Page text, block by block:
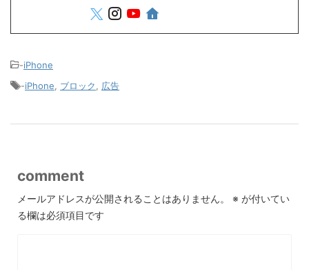
-iPhone
-iPhone, ブロック, 広告
comment
メールアドレスが公開されることはありません。 ※ が付いてい
る欄は必須項目です